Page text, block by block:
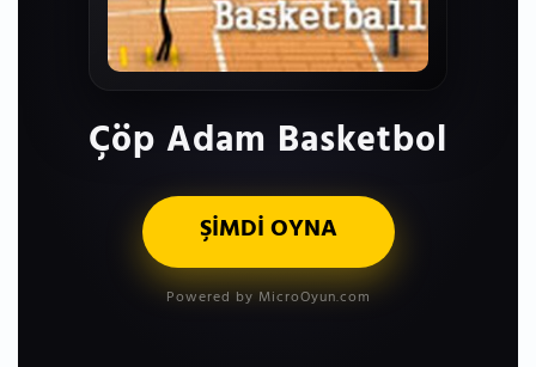
Çöp Adam Basketbol
ŞİMDİ OYNA
Powered by MicroOyun.com